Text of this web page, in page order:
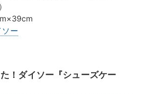
ソー
！ダイソー『シューズケー